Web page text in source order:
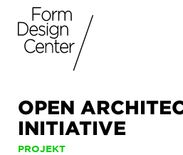
OPEN
INITIATIVE
PROJEKT